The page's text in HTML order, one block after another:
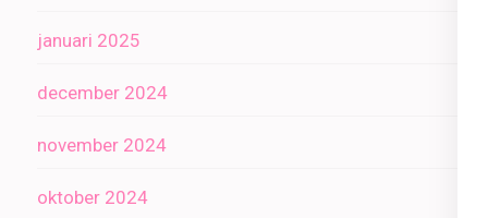
januari 2025
december 2024
november 2024
oktober 2024